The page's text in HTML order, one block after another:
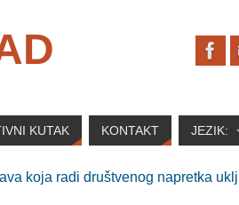
KUTAK KONTAKT JEZIK:
koja radi društvenog napretka